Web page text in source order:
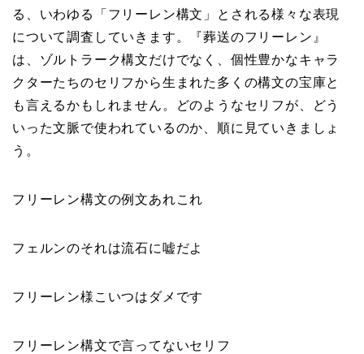
る、いわゆる「フリーレン構文」とされる様々な表現
について調査していきます。『葬送のフリーレン』
は、ゾルトラーク構文だけでなく、個性豊かなキャラ
クターたちのセリフから生まれた多くの構文の宝庫と
も言えるかもしれません。どのようなセリフが、どう
いった文脈で使われているのか、順に見ていきましょ
う。
フリーレン構文の例文あれこれ
フェルンのそれは流石に嘘だよ
フリーレン様こいつはダメです
フリーレン構文で言ってないセリフ